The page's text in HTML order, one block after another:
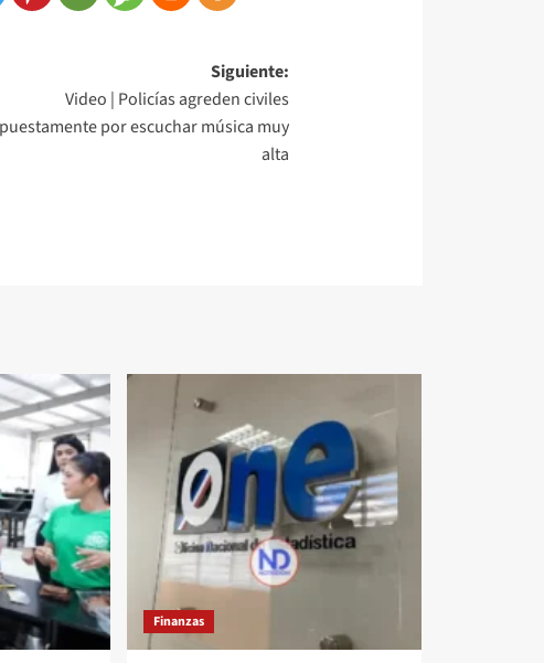
Siguiente:
Video | Policías agreden civiles
por escuchar música muy
alta
Finanzas